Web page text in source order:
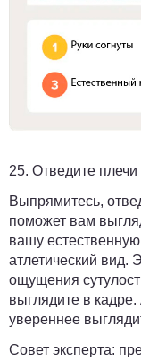
25. Отведите плечи
Выпрямитесь,
поможет вам
вашу
атлетический вид.
ощущения
выглядите в
увереннее
Совет эксперта: